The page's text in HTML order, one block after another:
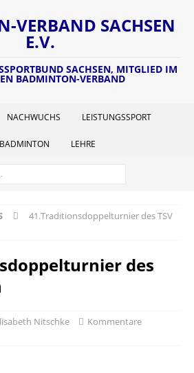
VERBAND SACHSEN
E.V.
SACHSEN, MITGLIED IM
BADMINTON-VERBAND
NACHWUCHS LEISTUNGSSPORT
LEHRE
41.Traditionsdoppelturnier des TSV
des
Nitschke
Kommentare